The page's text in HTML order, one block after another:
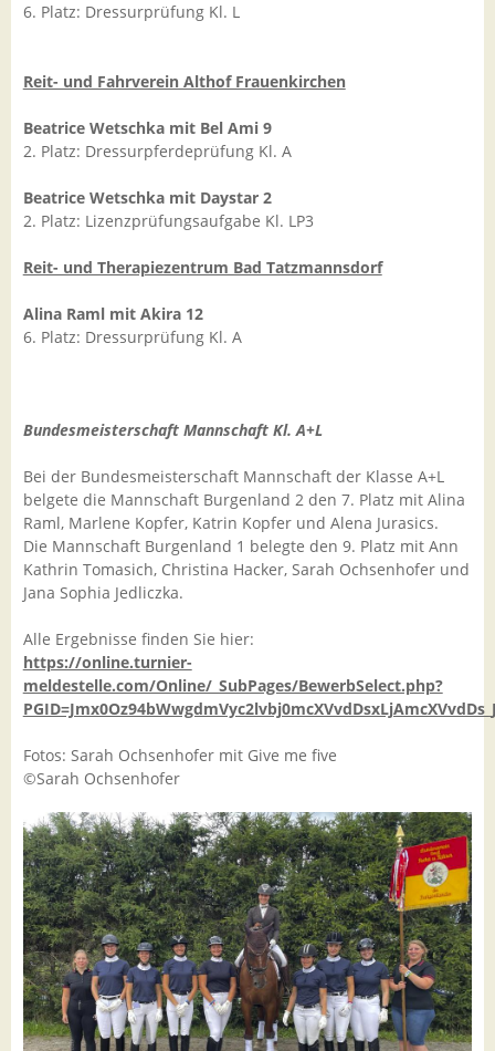
6. Platz: Dressurprüfung Kl. L
Reit- und Fahrverein Althof Frauenkirchen
Beatrice Wetschka mit Bel Ami 9
2. Platz: Dressurpferdeprüfung Kl. A
Beatrice Wetschka mit Daystar 2
2. Platz: Lizenzprüfungsaufgabe Kl. LP3
Reit- und Therapiezentrum Bad Tatzmannsdorf
Alina Raml mit Akira 12
6. Platz: Dressurprüfung Kl. A
Bundesmeisterschaft Mannschaft Kl. A+L
Bei der Bundesmeisterschaft Mannschaft der Klasse A+L
belgete die Mannschaft Burgenland 2 den 7. Platz mit Alina
Raml, Marlene Kopfer, Katrin Kopfer und Alena Jurasics.
Die Mannschaft Burgenland 1 belegte den 9. Platz mit Ann
Kathrin Tomasich, Christina Hacker, Sarah Ochsenhofer und
Jana Sophia Jedliczka.
Alle Ergebnisse finden Sie hier:
https://online.turnier-
meldestelle.com/Online/_SubPages/BewerbSelect.php?
Fotos: Sarah Ochsenhofer mit Give me five
©Sarah Ochsenhofer